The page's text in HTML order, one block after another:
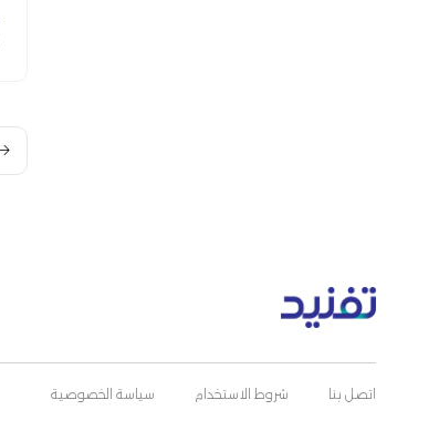
اتصل بنا شروط الاستخدام سياسة الخصوصية